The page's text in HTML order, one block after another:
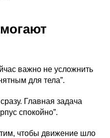
важно не усложнить
для тела”.
Главная задача
спокойно”.
чтобы движение шло